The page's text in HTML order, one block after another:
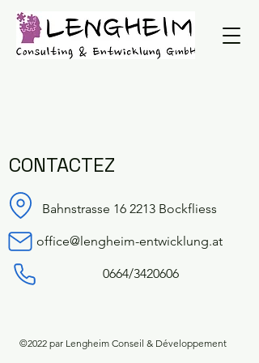
CONTACTEZ
Bahnstrasse 16 2213 Bockfliess
office@lengheim-entwicklung.at
0664/3420606
©2022 par Lengheim Conseil & Développement